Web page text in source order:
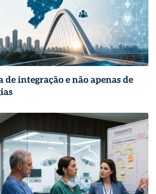
de integração e não apenas de